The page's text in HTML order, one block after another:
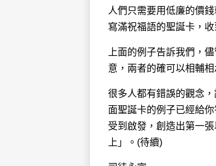
人們只需要用低廉的價
寫滿祝福語的聖誕卡，
上面的例子告訴我們，
意，兩者的確可以相輔
很多人都有錯誤的觀念
面聖誕卡的例子已經給
受到啟發，創造出第一
上」。(待續)